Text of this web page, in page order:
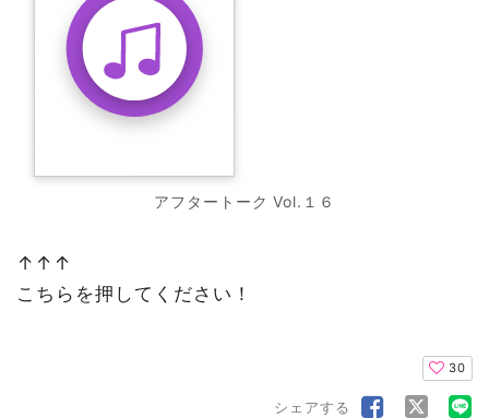
アフタートーク Vol.１６
↑↑↑
こちらを押してください！
30
シェアする